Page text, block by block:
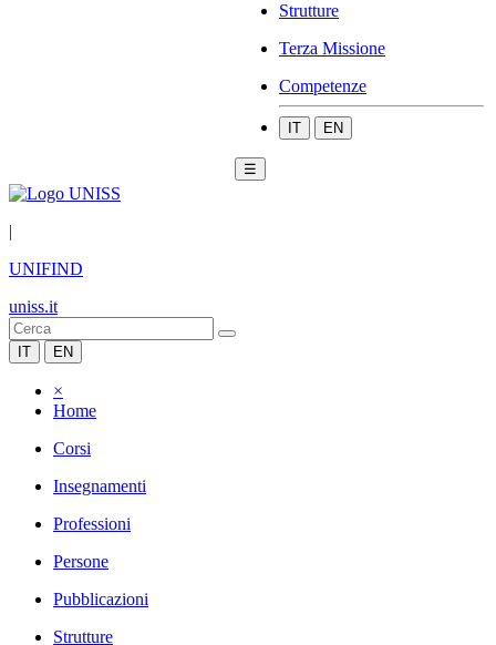
Strutture
Terza Missione
Competenze
IT EN
☰
|
UNIFIND
uniss.it
IT EN
×
Home
Corsi
Insegnamenti
Professioni
Persone
Pubblicazioni
Strutture